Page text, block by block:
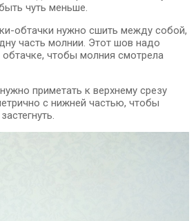
чуть меньше.
обтачки нужно сшить между собой,
часть молнии. Этот шов надо
чтобы молния смотрела
приметать к верхнему срезу
с нижней частью, чтобы